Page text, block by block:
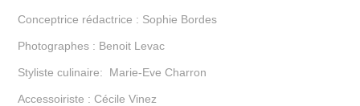
Conceptrice rédactrice : Sophie Bordes
Photographes : Benoit Levac
Styliste culinaire: Marie-Eve Charron
Accessoiriste : Cécile Vinez